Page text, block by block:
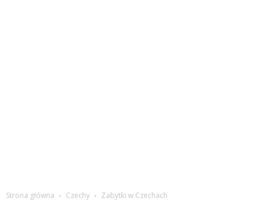
Strona główna Czechy Zabytki w Czechach